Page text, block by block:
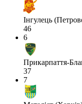
Інгулець
46
6
Прикарпаття-
37
7